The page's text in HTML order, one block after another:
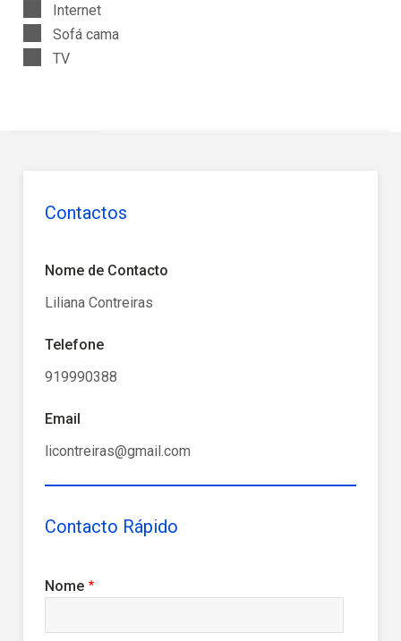
Internet
Sofá cama
TV
Contactos
Nome de Contacto
Liliana Contreiras
Telefone
919990388
Email
licontreiras@gmail.com
Contacto Rápido
Nome